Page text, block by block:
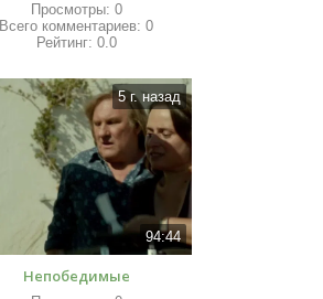
Просмотры: 0
Всего комментариев: 0
Рейтинг: 0.0
5 г. назад
94:44
Непобедимые